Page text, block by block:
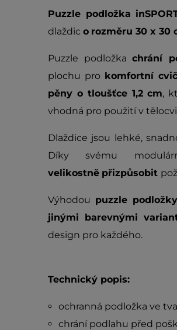
Puzzle podložka
dlaždic o rozměru 30 x 30
Puzzle podložkachrání
plochu pro komfortní
pěny o tloušťce 1,2 cm,
vhodná pro použití v
Dlaždice jsou lehké,
Díky svému
velikostně přizpůsobit
Výhodou puzzle
jinými barevnými
design pro každého.
Technický popis:
ochranná podložka ve
chrání podlahu před